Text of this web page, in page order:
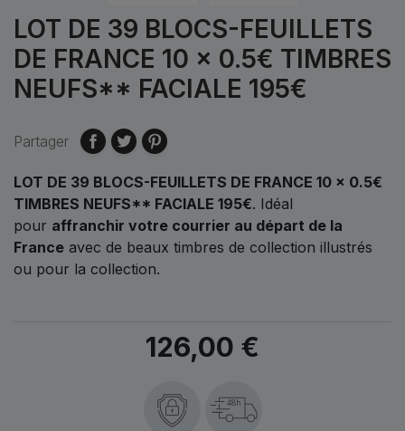
LOT DE 39 BLOCS-FEUILLETS
DE FRANCE 10 × 0.5€ TIMBRES
NEUFS** FACIALE 195€
Partager
LOT DE 39 BLOCS-FEUILLETS DE FRANCE 10 × 0.5€
TIMBRES NEUFS** FACIALE 195€. Idéal
pour affranchir votre courrier au départ de la
France avec de beaux timbres de collection illustrés
ou pour la collection.
126,00 €
48h